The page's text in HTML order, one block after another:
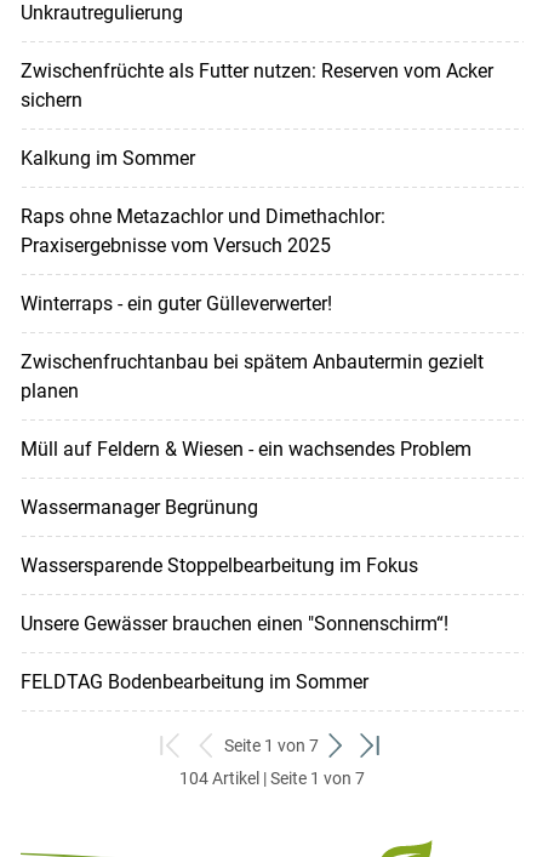
Unkrautregulierung
Zwischenfrüchte als Futter nutzen: Reserven vom Acker
sichern
Kalkung im Sommer
Raps ohne Metazachlor und Dimethachlor:
Praxisergebnisse vom Versuch 2025
Winterraps - ein guter Gülleverwerter!
Zwischenfruchtanbau bei spätem Anbautermin gezielt
planen
Müll auf Feldern & Wiesen - ein wachsendes Problem
Wassermanager Begrünung
Wassersparende Stoppelbearbeitung im Fokus
Unsere Gewässer brauchen einen "Sonnenschirm“!
FELDTAG Bodenbearbeitung im Sommer
zum
ersten
zurück
zum
Seite 1 von 7
weiter
zum
zum
104 Artikel | Seite 1 von 7